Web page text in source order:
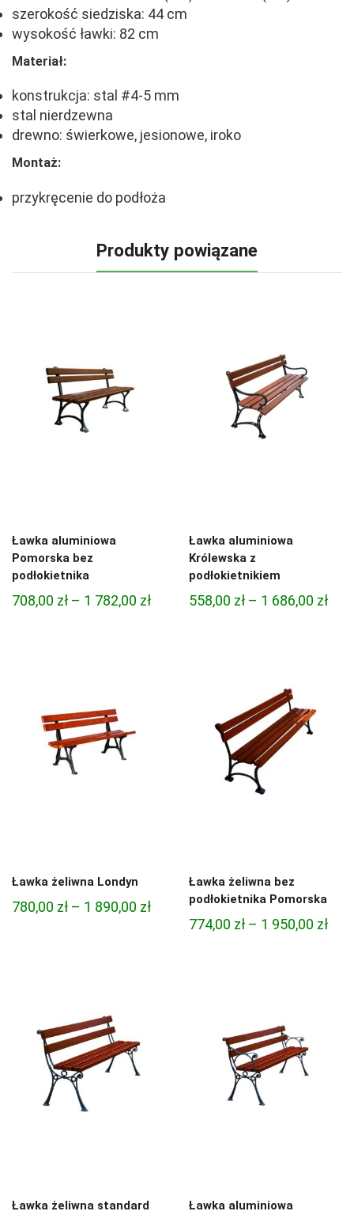
szerokość siedziska: 44 cm
wysokość ławki: 82 cm
Materiał:
konstrukcja: stal #4-5 mm
stal nierdzewna
drewno: świerkowe, jesionowe, iroko
Montaż:
przykręcenie do podłoża
Produkty powiązane
Ławka aluminiowa
Pomorska bez
podłokietnika
708,00 zł – 1 782,00 złZakres
Ławka aluminiowa
Królewska z
podłokietnikiem
558,00 zł – 1 686,00 zł
Ławka żeliwna Londyn
780,00 zł – 1 890,00 złZakres
Ławka żeliwna bez
podłokietnika Pomorska
774,00 zł – 1 950,00 zł
Ławka żeliwna standard
Ławka aluminiowa